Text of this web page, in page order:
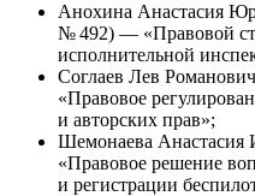
Анохина Анастасия
№ 492) — «Правовой
исполнительной
Соглаев Лев
«Правовое
и авторских прав»;
Шемонаева
«Правовое решение
и регистрации